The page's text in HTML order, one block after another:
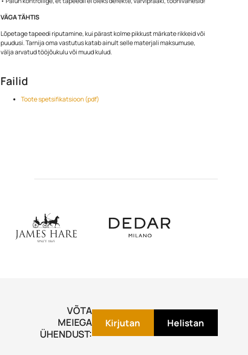
VÄGA TÄHTIS
Lõpetage tapeedi riputamine, kui pärast kolme pikkust märkate rikkeid või
puudusi. Tarnija oma vastutus katab ainult selle materjali maksumuse,
välja arvatud tööjõukulu või muud kulud.
Failid
Toote spetsifikatsioon (pdf)
VÕTA
MEIEGA
ÜHENDUST:
Kirjutan Helistan